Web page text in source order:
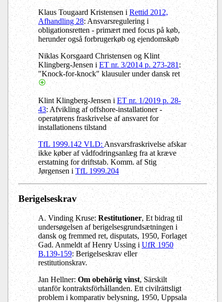
Klaus Tougaard Kristensen iRettid 2012,
Afhandling 28: Ansvarsregulering i
obligationsretten - primært med focus på køb,
herunder også forbrugerkøb og ejendomskøb
Niklas Korsgaard Christensen og Klint
Klingberg-Jensen iET nr. 3/2014 p. 273-281:
"Knock-for-knock" klausuler under dansk ret
Klint Klingberg-Jensen i ET nr. 1/2019 p. 28-
43: Afvikling af offshore-installationer -
operatørens fraskrivelse af ansvaret for
installationens tilstand
TfL 1999.142 VLD: Ansvarsfraskrivelse afskar
ikke køber af vådfodringsanlæg fra at kræve
erstatning for driftstab. Komm. af Stig
Jørgensen i TfL 1999.204
Berigelseskrav
A. Vinding Kruse:Restitutioner, Et bidrag til
undersøgelsen af berigelsesgrundsætningen i
dansk og fremmed ret, disputats, 1950, Forlaget
Gad. Anmeldt af Henry Ussing iUfR 1950
B.139-159: Berigelseskrav eller
restitutionskrav.
Jan Hellner: Om obehörig vinst, Särskilt
utanför kontraktsförhållanden. Ett civilrättsligt
problem i komparativ belysning, 1950, Uppsala